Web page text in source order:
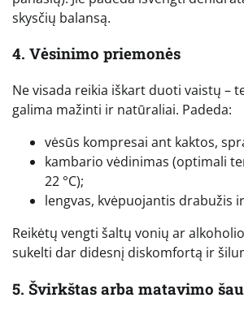
skysčių balansą.
4. Vėsinimo priemonės
Ne visada reikia iškart duoti vaistų –
galima mažinti ir natūraliai. Padeda:
vėsūs kompresai ant kaktos,
kambario vėdinimas (optimali
22 °C);
lengvas, kvėpuojantis drabužis
Reikėtų vengti šaltų vonių ar
sukelti dar didesnį diskomfortą ir
5. Švirkštas arba matavimo